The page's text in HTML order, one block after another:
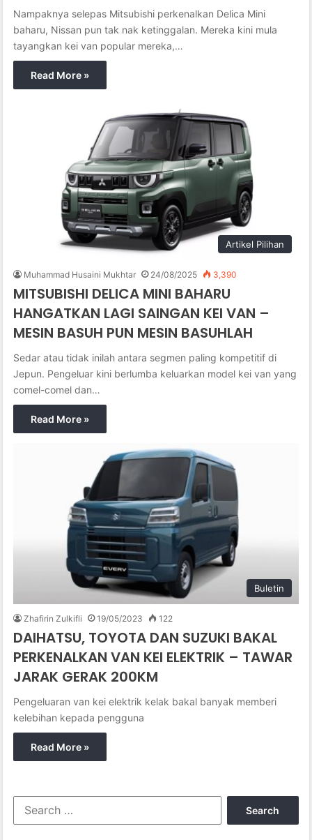
Nampaknya selepas Mitsubishi perkenalkan Delica Mini
baharu, Nissan pun tak nak ketinggalan. Mereka kini mula
tayangkan kei van popular mereka,…
Read More »
Artikel Pilihan
Muhammad Husaini Mukhtar 24/08/2025 3,390
MITSUBISHI DELICA MINI BAHARU
HANGATKAN LAGI SAINGAN KEI VAN –
MESIN BASUH PUN MESIN BASUHLAH
Sedar atau tidak inilah antara segmen paling kompetitif di
Jepun. Pengeluar kini berlumba keluarkan model kei van yang
comel-comel dan…
Read More »
Buletin
Zhafirin Zulkifli 19/05/2023 122
DAIHATSU, TOYOTA DAN SUZUKI BAKAL
PERKENALKAN VAN KEI ELEKTRIK – TAWAR
JARAK GERAK 200KM
Pengeluaran van kei elektrik kelak bakal banyak memberi
kelebihan kepada pengguna
Read More »